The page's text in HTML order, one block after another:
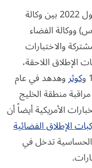
اتفاقية ديسمبر/كانون الأول 2022 بين وكالة
ووكالة الفضاء
والاختبارات
الإطلاق اللاحقة،
كوثروهدهد في عام
منطقة الخليج
الأمريكية أيضاً أن
الإطلاق الفضائية
الحساسية تدخل في